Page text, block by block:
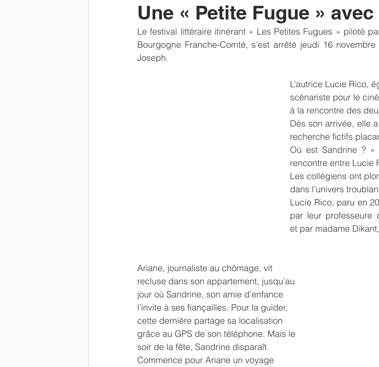
Newsletter parents Résultats Voyage solidarité liens
Une « Petite Fugue »
Le festival littéraire itinérant « Les Petites Fugues » piloté
Bourgogne Franche-Comté, s’est arrêté jeudi 16
Joseph.
L’autrice Lucie Rico,
scénariste pour le
à la rencontre des
Dès son arrivée, elle
recherche fictifs
Où est Sandrine ?
rencontre entre Lucie
Les collégiens ont
dans l’univers
Lucie Rico, paru en
par leur professeure
et par madame
Ariane, journaliste au chômage, vit
recluse dans son appartement, jusqu’au
jour où Sandrine, son amie d’enfance
l’invite à ses fiançailles. Pour la guider,
cette dernière partage sa localisation
grâce au GPS de son téléphone. Mais le
soir de la fête, Sandrine disparaît.
Commence pour Ariane un voyage